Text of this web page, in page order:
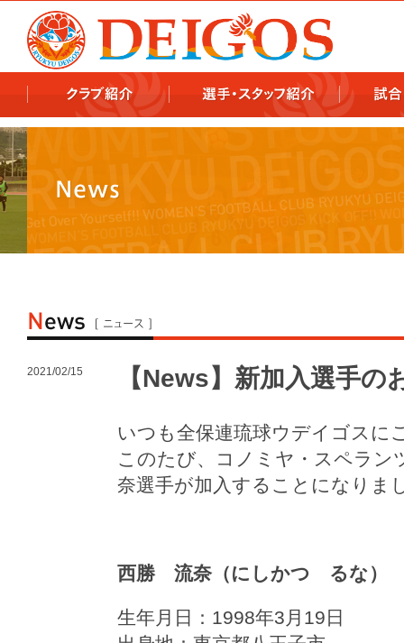
2021/02/15 【News】新加入選手
いつも全保連琉球ウデイゴスに
このたび、コノミヤ・スペラン
奈選手が加入することになりま
西勝 流奈（にしかつ るな）
生年月日：1998年3月19日